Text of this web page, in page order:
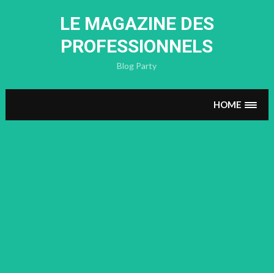
content
LE MAGAZINE DES
PROFESSIONNELS
Blog Party
HOME